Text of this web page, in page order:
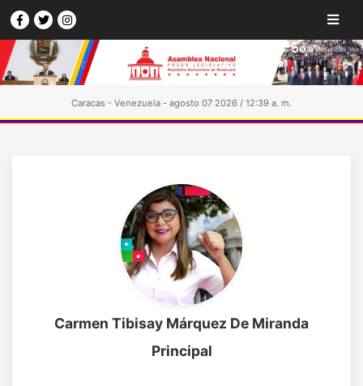
Caracas - Venezuela - agosto 07 2026 / 12:39 a. m.
Carmen Tibisay Márquez De Miranda
Principal